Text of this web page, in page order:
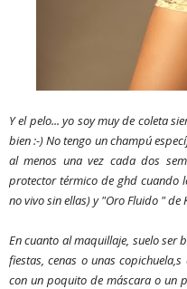
Y el pelo... yo soy muy de coleta
bien :-) No tengo un champú
al menos una vez cada dos
protector térmico de ghd cuando
no vivo sin ellas) y "Oro Fluido " de
En cuanto al maquillaje, suelo ser
fiestas, cenas o unas
con un poquito de máscara o un